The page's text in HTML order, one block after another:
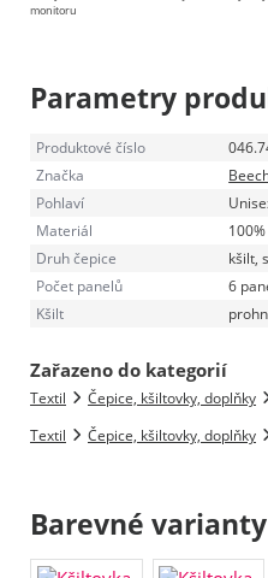
monitoru
Parametry
Produktové číslo
Značka
Pohlaví
Materiál
Druh čepice
kšilt,
Počet panelů
6
Kšilt
Zařazeno do kategorií
Textil Čepice, kšiltovky, doplňky
Textil
Čepice, kšiltovky, doplňky
Barevné varianty